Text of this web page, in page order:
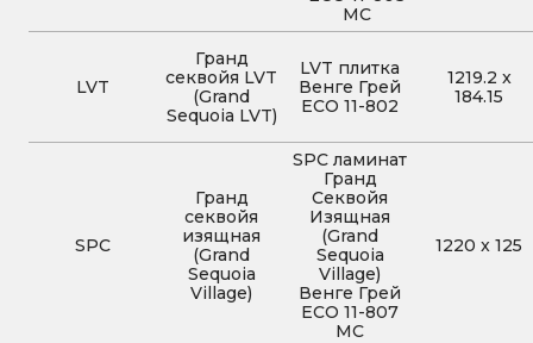
MC
LVT
Гранд
секвойя LVT
(Grand
Sequoia LVT)
LVT плитка
Венге Грей
ECO 11-802
1219.2 x
184.15
SPC
Гранд
секвойя
изящная
(Grand
Sequoia
Village)
SPC ламинат
Гранд
Секвойя
Изящная
(Grand
Sequoia
Village)
Венге Грей
ECO 11-807
MC
1220 x125